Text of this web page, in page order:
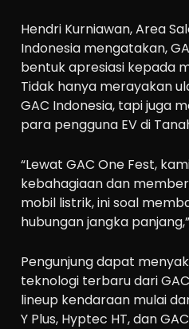
Hendri Kurniawan, Area
Indonesia mengatakan,
bentuk apresiasi kepada
Tidak hanya merayakan
GAC Indonesia, tapi juga
para pengguna EV di
“Lewat GAC One Fest,
kebahagiaan dan
mobil listrik, ini soal
hubungan jangka
Pengunjung dapat
teknologi terbaru dari
lineup kendaraan mulai
Y Plus, Hyptec HT, dan GAC